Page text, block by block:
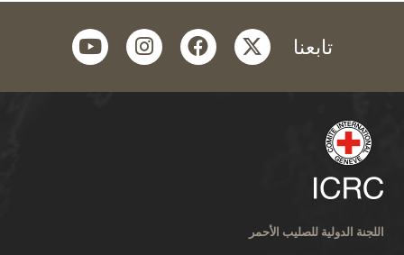
تابعنا twitter
facebook
instagram
youtube
اللجنة الدولية للصليب الأحمر